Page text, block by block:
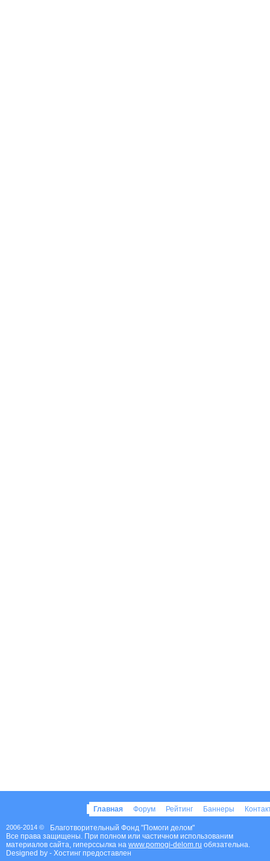
Главная Форум Рейтинг Баннеры
2006-2014 ©
Благотворительный Фонд "Помоги делом"
Все права защищены. При полном или частичном использованим
материалов сайта, гиперссылка на www.pomogi-delom.ru обязательна.
Designed by - Хостинг предоставлен